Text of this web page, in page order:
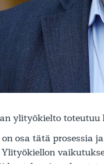
ylityökielto toteutuu
osa tätä prosessia